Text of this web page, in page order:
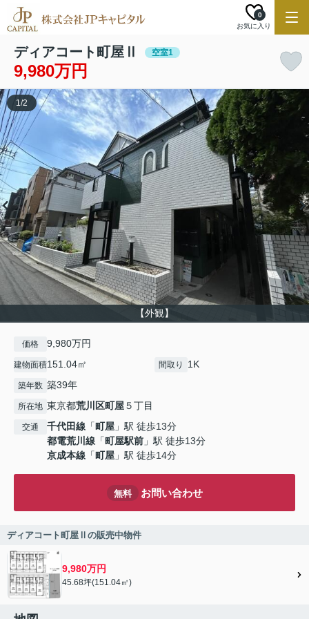
お気に入り
0
ディアコート町屋Ⅱ 空室1
9,980万円
【外観】
1/2
価格 9,980万円
建物面積151.04㎡ 間取り 1K
築年数 築39年
所在地 東京都荒川区町屋５丁目
交通 千代田線 「町屋 」駅 徒歩13分
都電荒川線 「町屋駅前 」駅 徒歩13分
京成本線 「町屋 」駅 徒歩14分
無料 お問い合わせ
ディアコート町屋Ⅱの販売中物件
9,980万円
45.68坪(151.04㎡)